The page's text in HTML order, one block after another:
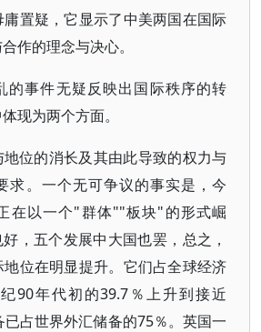
置疑，它显示了中美两国在国际
作的理念与决心。
的事件无疑反映出国际秩序的转
现为两个方面。
位的消长及其由此导致的权力与
求。一个无可争议的事实是，今
在以一个"群体""板块"的形式崛
，五个发展中大国也罢，总之，
位在明显提升。它们占全球经济
90年代初的39.7％上升到接近
占世界外汇储备的75％。英国一